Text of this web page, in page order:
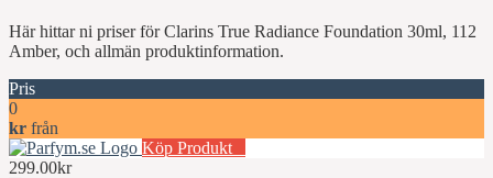
Här hittar ni priser för Clarins True Radiance Foundation 30ml, 112
Amber, och allmän produktinformation.
Pris
0
kr från
Köp Produkt
299.00kr